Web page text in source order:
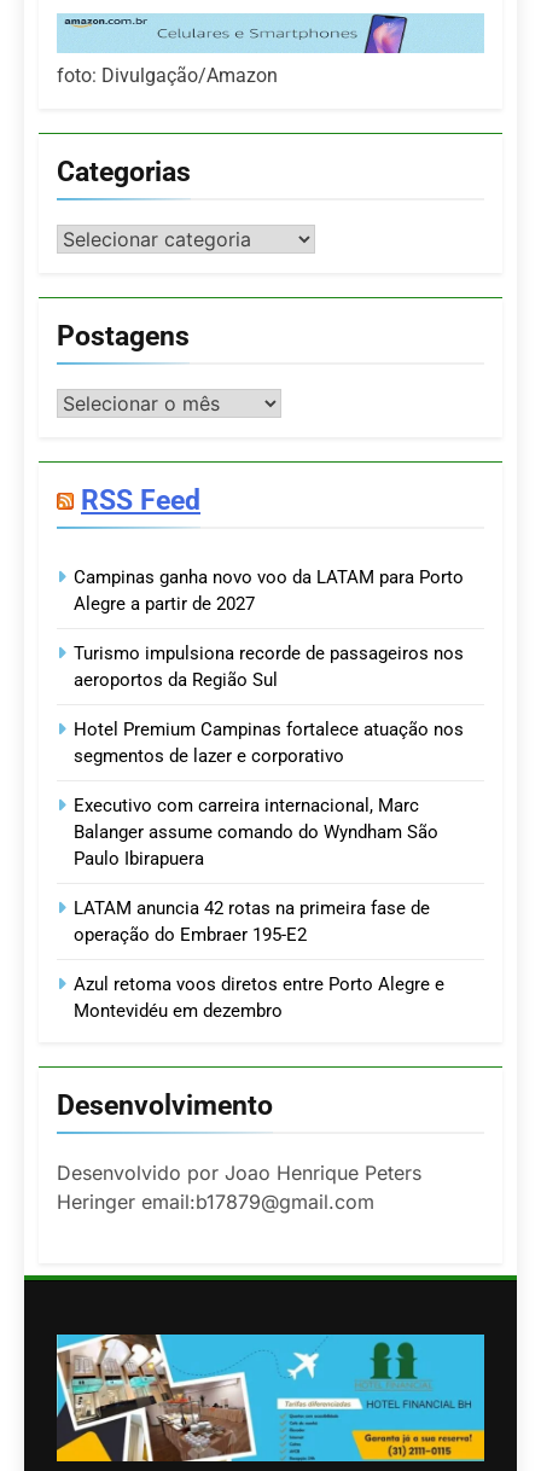
foto: Divulgação/Amazon
Categorias
Categorias
Postagens
Postagens
RSS Feed
Campinas ganha novo voo da LATAM para Porto
Alegre a partir de 2027
Turismo impulsiona recorde de passageiros nos
aeroportos da Região Sul
Hotel Premium Campinas fortalece atuação nos
segmentos de lazer e corporativo
Executivo com carreira internacional, Marc
Balanger assume comando do Wyndham São
Paulo Ibirapuera
LATAM anuncia 42 rotas na primeira fase de
operação do Embraer 195-E2
Azul retoma voos diretos entre Porto Alegre e
Montevidéu em dezembro
Desenvolvimento
Desenvolvido por Joao Henrique Peters
Heringer email:b17879@gmail.com